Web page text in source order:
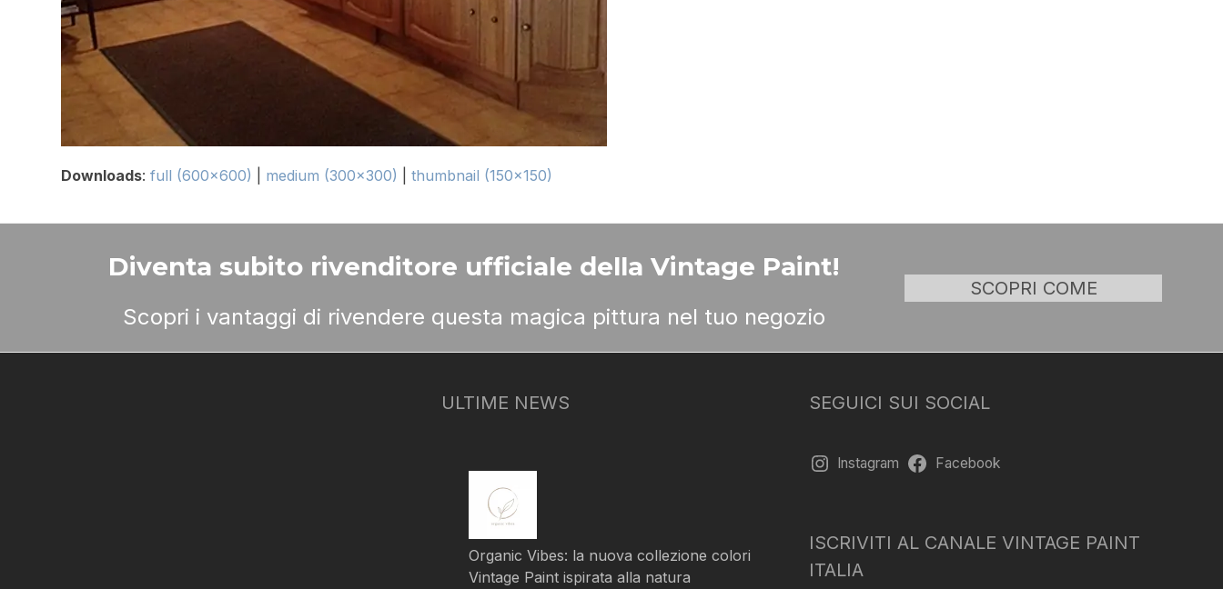
Downloads:full (600x600) medium (300x300) |thumbnail (150x150)
Diventa subito rivenditore ufficiale della Vintage Paint!
Scopri i vantaggi di rivendere questa magica pittura nel tuo negozio
SCOPRI COME
ULTIME NEWS
Organic Vibes: la nuova collezione colori
Vintage Paint ispirata alla natura
SEGUICI SUI SOCIAL
Instagram Facebook
ISCRIVITI AL CANALE VINTAGE PAINT
ITALIA